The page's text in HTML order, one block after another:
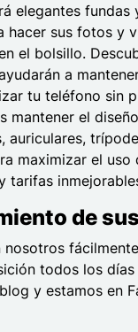
elegantes
hacer sus fotos y
el bolsillo.
a
tu teléfono sin
mantener el
auriculares,
maximizar el
tarifas
de
nosotros
todos los
y estamos en